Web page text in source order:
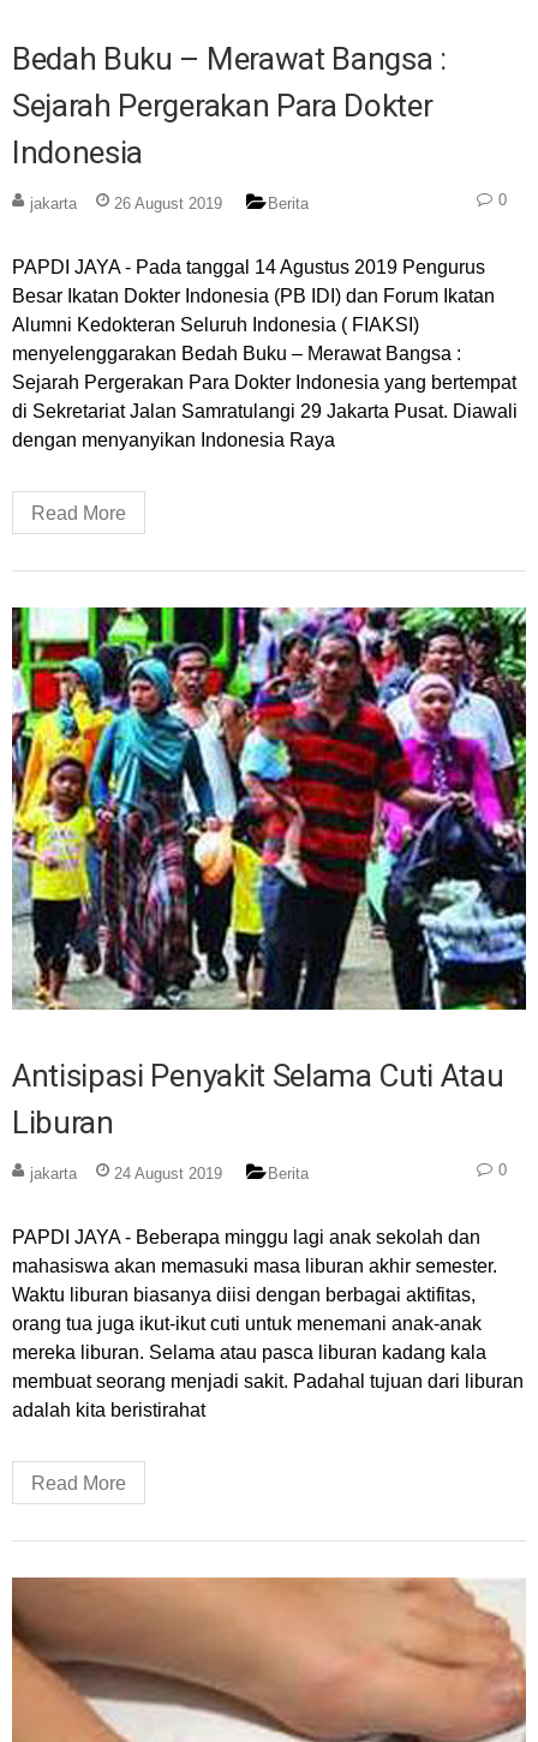
Bedah Buku – Merawat Bangsa :
Sejarah Pergerakan Para Dokter
Indonesia
jakarta 26 August 2019 Berita 0
PAPDI JAYA - Pada tanggal 14 Agustus 2019 Pengurus
Besar Ikatan Dokter Indonesia (PB IDI) dan Forum Ikatan
Alumni Kedokteran Seluruh Indonesia ( FIAKSI)
menyelenggarakan Bedah Buku – Merawat Bangsa :
Sejarah Pergerakan Para Dokter Indonesia yang bertempat
di Sekretariat Jalan Samratulangi 29 Jakarta Pusat. Diawali
dengan menyanyikan Indonesia Raya
Read More
Antisipasi Penyakit Selama Cuti Atau
Liburan
jakarta 24 August 2019 Berita 0
PAPDI JAYA - Beberapa minggu lagi anak sekolah dan
mahasiswa akan memasuki masa liburan akhir semester.
Waktu liburan biasanya diisi dengan berbagai aktifitas,
orang tua juga ikut-ikut cuti untuk menemani anak-anak
mereka liburan. Selama atau pasca liburan kadang kala
membuat seorang menjadi sakit. Padahal tujuan dari liburan
adalah kita beristirahat
Read More